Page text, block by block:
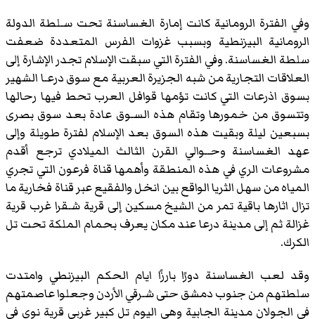
وفي الفترة الرومانية كانت إمارة الغساسنة تحت سـلطة الدولة
الرومانية البيزنطية وبسبب غزوات الفرس المتعددة ضعفت
سلطة الغساسنة. وفي الفترة التي سبقت الإسلام تجدر الإشارة إلى
العلاقات التجارية من شبه الجزيرة العربية مع سوق درعـا الشهير
بسوق اذرعات التي كانت تؤمها قوافل العرب تحط فيها رحالها
وتتسوق من خمورها وتقام هذه السـوق عادة بعد سوق بصرى
بسبعين ليلة وبقيت هذه السوق بعد الإسلام لفترة طويلة وإلى
عهد الغساسنة وحــوالي القرن الثالث الميلادي ترجع أقدم
مشروعات الري في هذه المنطقة وأهمها قناة فرعون التي تجري
المياه من سهل الثريا الواقع بين انخل والفقيع عبر قناة فخارية ما
تزال اثارها باقية تمر من الشيخ مسكين إلى قرية شـقرا غرب قرية
غزالة ثم إلى مدينة درعا عند مكان يعرف بحمام الملكة تحت تل
الكرك.
وقد لعب الغساسنة دورًا بارزًا ايام الحكم البيزنطي وامتدت
سلطتهم من جنوب دمشق حتى شـرقي الأردن وجعلوا عاصمتهم
في الجولان مدينة الجابية وهي اليوم تل كبير غربي قرية نوى في